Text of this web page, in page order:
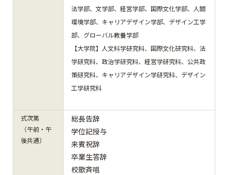
法学部、文学部、経営学部、国際文化学部、人間
環境学部、キャリアデザイン学部、デザイン工学
部、グローバル教養学部
【大学院】人文科学研究科、国際文化研究科、法
学研究科、政治学研究科、経営学研究科、公共政
策研究科、キャリアデザイン学研究科、デザイン
工学研究科
式次第
（午前・午
後共通）
総長告辞
学位記授与
来賓祝辞
卒業生答辞
校歌斉唱